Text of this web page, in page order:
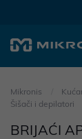
Mikronis
Šišači i depilatori
BRIJAĆI